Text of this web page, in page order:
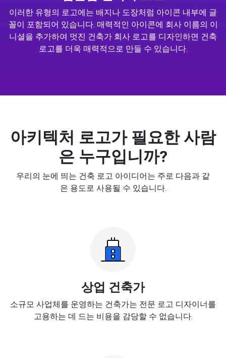
이러한 유형의 로고에는 배지나 도장처럼 아이콘 내부에 글
꼴이 포함되어 있습니다. 매력적인 아이콘에 회사 이름의 이
니셜을 추가하여 멋진 건축가 회사 로고를 디자인하면 건축
로고를 더욱 매력적으로 만들 수 있습니다.
아키텍처 로고가 필요한 사람
은 누구입니까?
우리의 눈에 띄는 건축 로고 아이디어는 주로 다음과 같
은 용도로 사용될 수 있습니다.
상업 건축가
소규모 사업체를 운영하는 건축가는 전문 로고 디자이너를
고용하는 데 드는 비용을 감당할 수 없습니다.